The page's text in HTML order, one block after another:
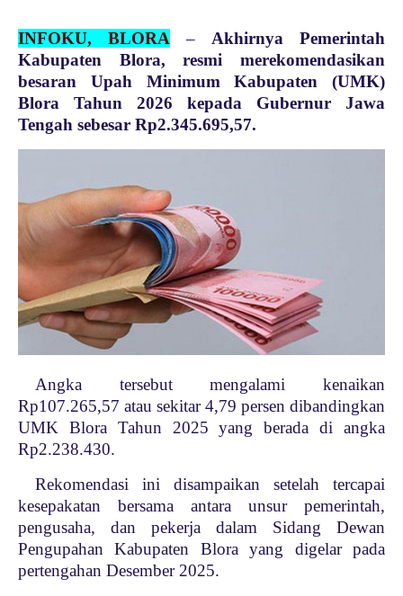
INFOKU, BLORA – Akhirnya Pemerintah
Kabupaten Blora, resmi merekomendasikan
besaran Upah Minimum Kabupaten (UMK)
Blora Tahun 2026 kepada Gubernur Jawa
Tengah sebesar Rp2.345.695,57.
Angka tersebut mengalami kenaikan
Rp107.265,57 atau sekitar 4,79 persen dibandingkan
UMK Blora Tahun 2025 yang berada di angka
Rp2.238.430.
Rekomendasi ini disampaikan setelah tercapai
kesepakatan bersama antara unsur pemerintah,
pengusaha, dan pekerja dalam Sidang Dewan
Pengupahan Kabupaten Blora yang digelar pada
pertengahan Desember 2025.